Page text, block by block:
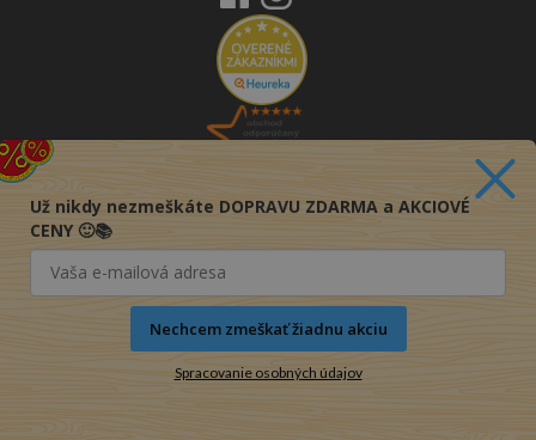
Už nikdy nezmeškáte DOPRAVU ZDARMA a AKCIOVÉ
CENY 🙂📚
Nechcem zmeškať žiadnu akciu
Spracovanie osobných údajov